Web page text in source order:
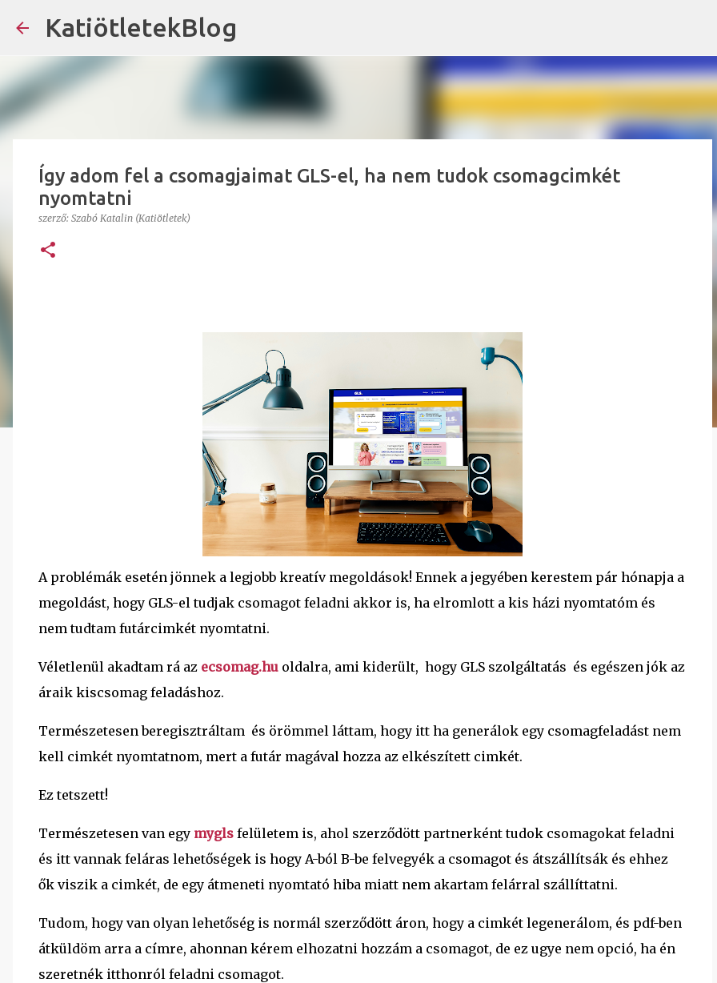
KatiötletekBlog
Így adom fel a csomagjaimat GLS-el, ha nem tudok csomagcimkét
nyomtatni
szerző: Szabó Katalin (Katiötletek)
A problémák esetén jönnek a legjobb kreatív megoldások! Ennek a jegyében kerestem pár hónapja a
megoldást, hogy GLS-el tudjak csomagot feladni akkor is, ha elromlott a kis házi nyomtatóm és
nem tudtam futárcimkét nyomtatni.
Véletlenül akadtam rá az ecsomag.hu oldalra, ami kiderült, hogy GLS szolgáltatás és egészen jók az
áraik kiscsomag feladáshoz.
Természetesen beregisztráltam és örömmel láttam, hogy itt ha generálok egy csomagfeladást nem
kell cimkét nyomtatnom, mert a futár magával hozza az elkészített cimkét.
Ez tetszett!
Természetesen van egy mygls felületem is, ahol szerződött partnerként tudok csomagokat feladni
és itt vannak feláras lehetőségek is hogy A-ból B-be felvegyék a csomagot és átszállítsák és ehhez
ők viszik a cimkét, de egy átmeneti nyomtató hiba miatt nem akartam felárral szállíttatni.
Tudom, hogy van olyan lehetőség is normál szerződött áron, hogy a cimkét legenerálom, és pdf-ben
átküldöm arra a címre, ahonnan kérem elhozatni hozzám a csomagot, de ez ugye nem opció, ha én
szeretnék itthonról feladni csomagot.